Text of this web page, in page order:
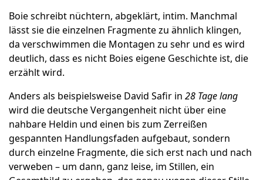
Boie schreibt nüchtern, abgeklärt, intim. Manchmal
lässt sie die einzelnen Fragmente zu ähnlich klingen,
da verschwimmen die Montagen zu sehr und es wird
deutlich, dass es nicht Boies eigene Geschichte ist, die
erzählt wird.
Anders als beispielsweise David Safir in 28 Tage lang
wird die deutsche Vergangenheit nicht über eine
nahbare Heldin und einen bis zum Zerreißen
gespannten Handlungsfaden aufgebaut, sondern
durch einzelne Fragmente, die sich erst nach und nach
verweben – um dann, ganz leise, im Stillen, ein